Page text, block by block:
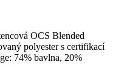
OCS Blended
polyester s certifikací
74% bavlna, 20%